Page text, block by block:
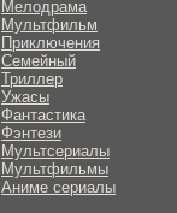
Мелодрама
Мультфильм
Приключения
Семейный
Триллер
Ужасы
Фантастика
Фэнтези
Мультсериалы
Мультфильмы
Аниме сериалы